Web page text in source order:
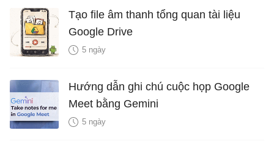
Tạo file âm thanh tổng quan tài liệu
Google Drive
5 ngày
Hướng dẫn ghi chú cuộc họp Google
Meet bằng Gemini
5 ngày